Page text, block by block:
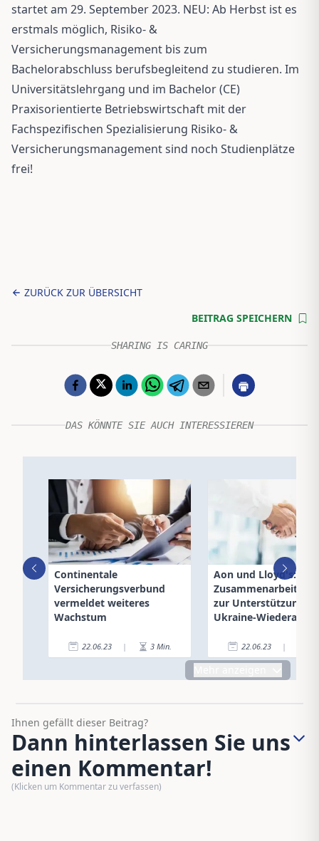
startet am 29. September 2023. NEU: Ab Herbst ist es
erstmals möglich, Risiko- &
Versicherungsmanagement bis zum
Bachelorabschluss berufsbegleitend zu studieren. Im
Universitätslehrgang und im Bachelor (CE)
Praxisorientierte Betriebswirtschaft mit der
Fachspezifischen Spezialisierung Risiko- &
Versicherungsmanagement sind noch Studienplätze
frei!
ZURÜCK ZUR ÜBERSICHT
BEITRAG SPEICHERN
SHARING IS CARING
DAS KÖNNTE SIE AUCH INTERESSIEREN
Continentale
Versicherungsverbund
vermeldet weiteres
Wachstum
22.06.23 | 3 Min.
Aon und Lloyd's:
Zusammenarbeit mit
zur Unterstützung
Ukraine-
22.06.23 |
Ihnen gefällt dieser Beitrag?
Dann hinterlassen Sie uns
einen Kommentar!
(Klicken um Kommentar zu verfassen)